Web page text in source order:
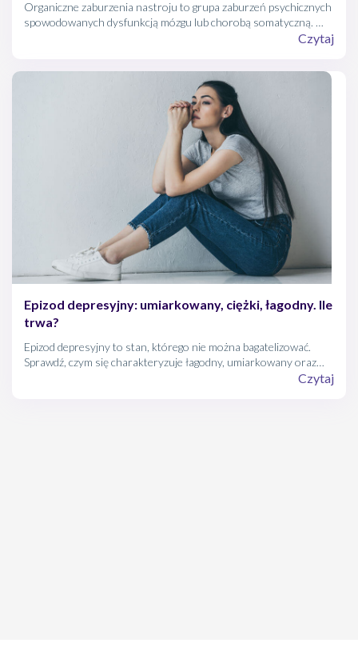
Organiczne zaburzenia nastroju to grupa zaburzeń psychicznych
spowodowanych dysfunkcją mózgu lub chorobą somatyczną. W
jakich chorobach najczęściej występują? Jak należy je leczyć?Czytaj
Epizod depresyjny: umiarkowany, ciężki, łagodny. Ile
trwa?
Epizod depresyjny to stan, którego nie można bagatelizować.
Sprawdź, czym się charakteryzuje łagodny, umiarkowany oraz
Czytaj